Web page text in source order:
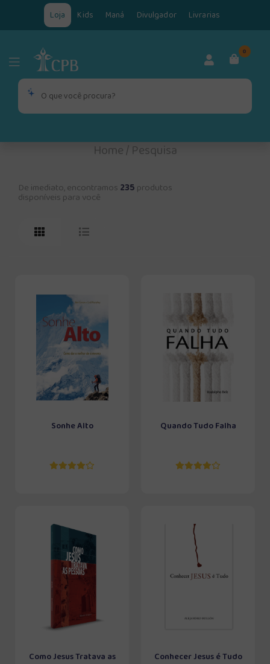
Loja Kids Maná Divulgador Livrarias
0
Home/Pesquisa
De imediato, encontramos 235 produtos
disponíveis para você
Sonhe Alto Quando Tudo Falha
Como Jesus Tratava as
Conhecer Jesus é Tudo